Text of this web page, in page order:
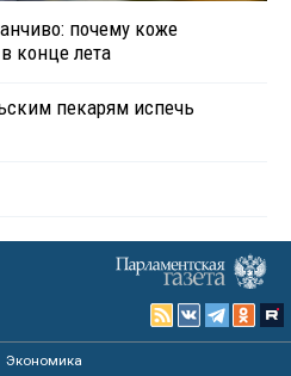
почему коже
конце лета
пекарям испечь
Экономика